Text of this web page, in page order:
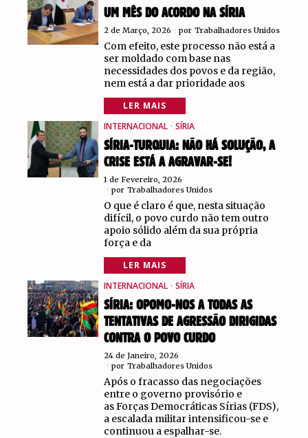
UM MÊS DO ACORDO NA SÍRIA
2 de Março, 2026 por Trabalhadores Unidos
Com efeito, este processo não está a
ser moldado com base nas
necessidades dos povos e da região,
nem está a dar prioridade aos
LER MAIS
INTERNACIONAL · SÍRIA
SÍRIA-TURQUIA: NÃO HÁ SOLUÇÃO, A
CRISE ESTÁ A AGRAVAR-SE!
1 de Fevereiro, 2026
por Trabalhadores Unidos
O que é claro é que, nesta situação
difícil, o povo curdo não tem outro
apoio sólido além da sua própria
força e da
LER MAIS
INTERNACIONAL · SÍRIA
SÍRIA: OPOMO-NOS A TODAS AS
TENTATIVAS DE AGRESSÃO DIRIGIDAS
CONTRA O POVO CURDO
24 de Janeiro, 2026
por Trabalhadores Unidos
Após o fracasso das negociações
entre o governo provisório e
as Forças Democráticas Sírias (FDS),
a escalada militar intensificou-se e
continuou a espalhar-se.